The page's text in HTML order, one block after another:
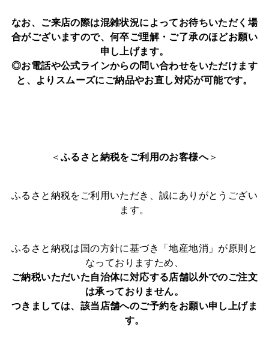
なお、ご来店の際は混雑状況によってお待ちいただく場
合がございますので、 何卒ご理解・ご了承のほどお願い
申し上げます。
◎お電話や公式ラインからの問い合わせをいただけます
と、よりスムーズにご納品やお直し対応が可能です。
＜ ふるさと納税をご利用のお客様へ＞
ふるさと納税をご利用いただき、誠にありがとうござい
ます。
ふるさと納税は国の方針に基づき「地産地消」が原則と
なっておりますため、
ご納税いただいた自治体に対応する店舗以外でのご注文
は承っておりません。
つきましては、該当店舗へのご予約をお願い申し上げま
す。